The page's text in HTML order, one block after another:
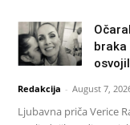
braka
Redakcija - August 7,
Ljubavna priča Verice